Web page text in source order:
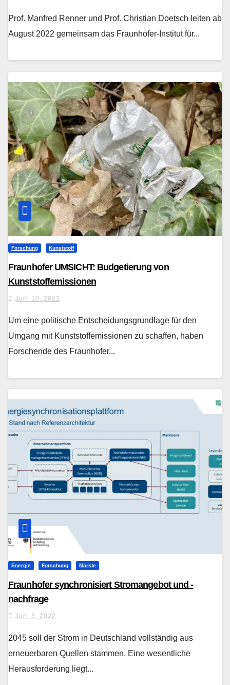
Prof. Manfred Renner und Prof. Christian Doetsch leiten ab
August 2022 gemeinsam das Fraunhofer-Institut für...
Forschung Kunststoff
Fraunhofer UMSICHT: Budgetierung von
Kunststoffemissionen
Juni 10, 2022
Um eine politische Entscheidungsgrundlage für den
Umgang mit Kunststoffemissionen zu schaffen, haben
Forschende des Fraunhofer...
Energie Forschung Märkte
Fraunhofer synchronisiert Stromangebot und -
nachfrage
Juni 5, 2022
2045 soll der Strom in Deutschland vollständig aus
erneuerbaren Quellen stammen. Eine wesentliche
Herausforderung liegt...